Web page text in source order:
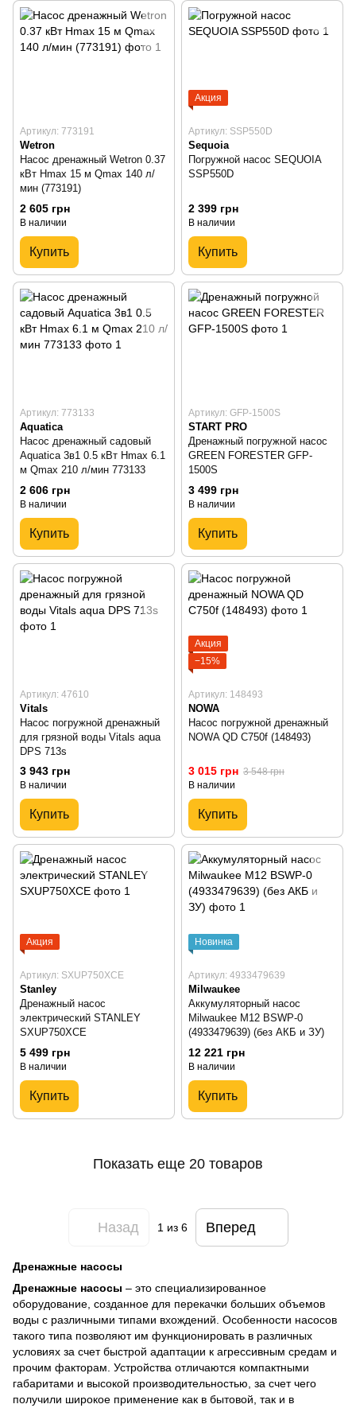
Артикул: 773191
Wetron
Насос дренажный Wetron 0.37
кВт Hmax 15 м Qmax 140 л/
мин (773191)
2 605 грн
В наличии
Купить
Акция
Артикул: SSP550D
Sequoia
Погружной насос SEQUOIA
SSP550D
2 399 грн
В наличии
Купить
Артикул: 773133
Aquatica
Насос дренажный садовый
Aquatica 3в1 0.5 кВт Hmax 6.1
м Qmax 210 л/мин 773133
2 606 грн
В наличии
Купить
Артикул: GFP-1500S
START PRO
Дренажный погружной насос
GREEN FORESTER GFP-
1500S
3 499 грн
В наличии
Купить
Артикул: 47610
Vitals
Насос погружной дренажный
для грязной воды Vitals aqua
DPS 713s
3 943 грн
В наличии
Купить
Акция
−15%
Артикул: 148493
NOWA
Насос погружной дренажный
NOWA QD C750f (148493)
3 015 грн 3 548 грн
В наличии
Купить
Акция
Артикул: SXUP750XCE
Stanley
Дренажный насос
электрический STANLEY
SXUP750XCE
5 499 грн
В наличии
Купить
Новинка
Артикул: 4933479639
Milwaukee
Аккумуляторный насос
Milwaukee M12 BSWP-0
(4933479639) (без АКБ и ЗУ)
12 221 грн
В наличии
Купить
Показать еще 20 товаров
Назад 1 из 6 Вперед
Дренажные насосы
Дренажные насосы – это специализированное
оборудование, созданное для перекачки больших объемов
воды с различными типами вхождений. Особенности насосов
такого типа позволяют им функционировать в различных
условиях за счет быстрой адаптации к агрессивным средам и
прочим факторам. Устройства отличаются компактными
габаритами и высокой производительностью, за счет чего
получили широкое применение как в бытовой, так и в